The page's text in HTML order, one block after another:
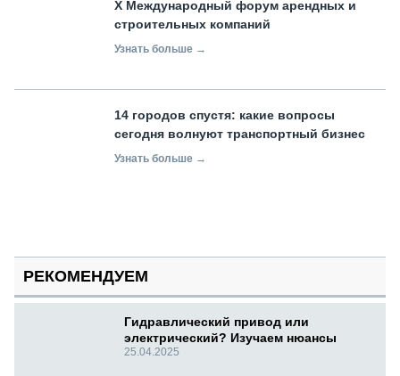
X Международный форум арендных и
строительных компаний
Узнать больше →
14 городов спустя: какие вопросы
сегодня волнуют транспортный бизнес
Узнать больше →
РЕКОМЕНДУЕМ
Гидравлический привод или
электрический? Изучаем нюансы
25.04.2025